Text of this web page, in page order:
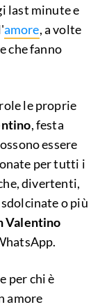
last minute e
amore, a volte
che fanno
le proprie
, festa
essere
per tutti i
divertenti,
o più
Valentino
per chi è
amore